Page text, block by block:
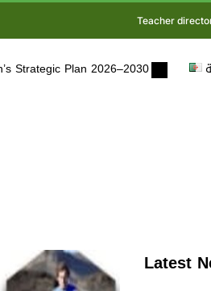
Teacher
Strategic Plan 2026–2030
Latest